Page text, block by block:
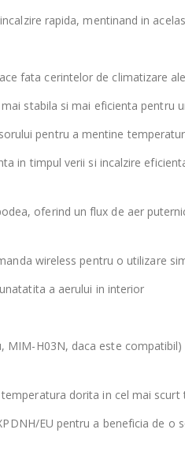
rapida, mentinand in
fata cerintelor de climatizare
stabila si mai eficienta
pentru a mentine
in timpul verii si incalzire
oferind un flux de aer
wireless pentru o utilizare
a aerului in interior
MIM-H03N, daca este
dorita in cel mai scurt
EU pentru a beneficia de